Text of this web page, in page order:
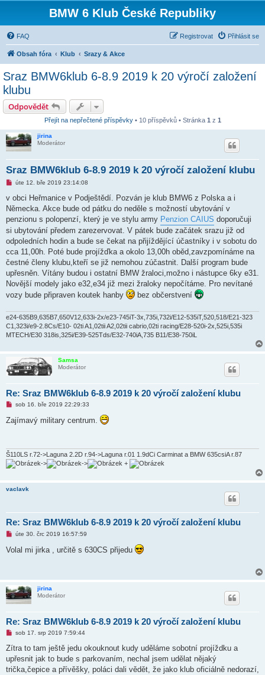
BMW 6 Klub České Republiky
FAQ Přihlásit se
Registrovat
Obsah fóra Klub Srazy & Akce
Sraz BMW6klub 6-8.9 2019 k 20 výročí založení
klubu
Odpovědět
Přejít na nepřečtené příspěvky• 10 příspěvků • Stránka 1 z 1
jirina
Moderátor
Sraz BMW6klub 6-8.9 2019 k 20 výročí založení klubu
N
v
p
ř
s
p
ě
v
e
k
úte 12. bře 2019 23:14:08
v obci Heřmanice v Podještědí. Pozván je klub BMW6 z Polska a i
Německa. Akce bude od pátku do neděle s možností ubytování v
penzionu s polopenzí, který je ve stylu army Penzion CAIUS doporučuji
si ubytování předem zarezervovat. V pátek bude začátek srazu již od
odpoledních hodin a bude se čekat na přijíždějící účastníky i v sobotu do
cca 11,00h. Poté bude projížďka a okolo 13,00h oběd,zavzpomínáme na
čestné členy klubu,kteří se již nemohou zúčastnit. Další program bude
upřesněn. Vítány budou i ostatní BMW žraloci,možno i nástupce 6ky e31.
Novější modely jako e32,e34 již mezi žraloky nepočítáme. Pro nevítané
vozy bude připraven koutek hanby
bez občerstvení
e24-635B9,635B7,650V12,633i-2x/e23-745iT-3x,735i,732i/E12-535iT,520,518/E21-323
C1,323i/e9-2.8Cs/E10- 02ti A1,02tii A2,02tii cabrio,02ti racing/E28-520i-2x,525i,535i
MTECH/E30 318is,325i/E39-525Tds/E32-740iA,735 B11/E38-750iL
Samsa
Moderátor
Re: Sraz BMW6klub 6-8.9 2019 k 20 výročí založení klubu
N
v
ý
s
p
ě
e
k
sob 16. bře 2019 22:29:33
Zajímavý military centrum.
Š110LS r.72->Laguna 2.2D r.94->Laguna r.01 1.9dCi Carminat a BMW 635csiA r.87
->
-> +
vaclavk
Re: Sraz BMW6klub 6-8.9 2019 k 20 výročí založení klubu
N
v
ý
p
ě
v
úte 30. črc 2019 16:57:59
Volal mi jirka , určitě s 630CS přijedu
jirina
Moderátor
Re: Sraz BMW6klub 6-8.9 2019 k 20 výročí založení klubu
N
v
p
ř
sob 17. srp 2019 7:59:44
Zítra to tam ještě jedu okouknout kudy uděláme sobotní projíždku a
upřesnit jak to bude s parkovaním, nechal jsem udělat nějaký
trička,čepice a přívěšky, poláci dali vědět, že jako klub oficiálně nedorazí,